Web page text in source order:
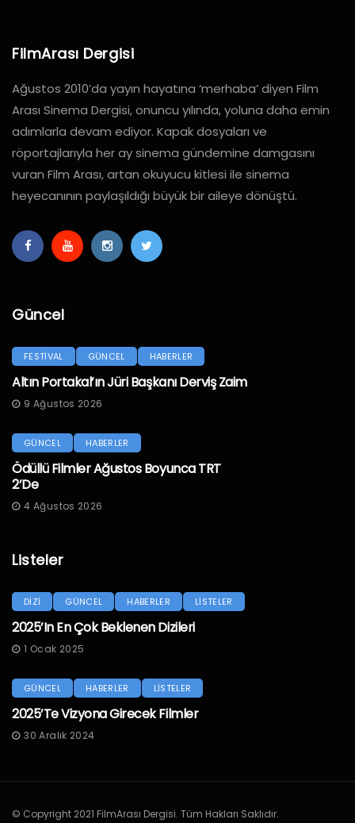
FilmArası Dergisi
Ağustos 2010’da yayın hayatına ‘merhaba’ diyen Film
Arası Sinema Dergisi, onuncu yılında, yoluna daha emin
adımlarla devam ediyor. Kapak dosyaları ve
röportajlarıyla her ay sinema gündemine damgasını
vuran Film Arası, artan okuyucu kitlesi ile sinema
heyecanının paylaşıldığı büyük bir aileye dönüştü.
Güncel
FESTİVAL GÜNCEL HABERLER
Altın Portakal’ın Jüri Başkanı Derviş Zaim
9 Ağustos 2026
GÜNCEL HABERLER
Ödüllü Filmler Ağustos Boyunca TRT
2’de
4 Ağustos 2026
Listeler
DİZİ GÜNCEL HABERLER LİSTELER
2025’in En Çok Beklenen Dizileri
1 Ocak 2025
GÜNCEL HABERLER LİSTELER
2025’te Vizyona Girecek Filmler
30 Aralık 2024
© Copyright 2021 FilmArası Dergisi. Tüm Hakları Saklıdır.